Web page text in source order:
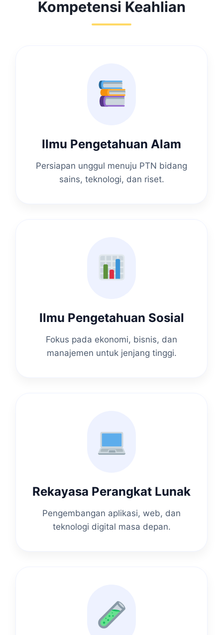
Kompetensi Keahlian
Ilmu Pengetahuan Alam
Persiapan unggul menuju PTN bidang
sains, teknologi, dan riset.
Ilmu Pengetahuan Sosial
Fokus pada ekonomi, bisnis, dan
manajemen untuk jenjang tinggi.
Rekayasa Perangkat Lunak
Pengembangan aplikasi, web, dan
teknologi digital masa depan.